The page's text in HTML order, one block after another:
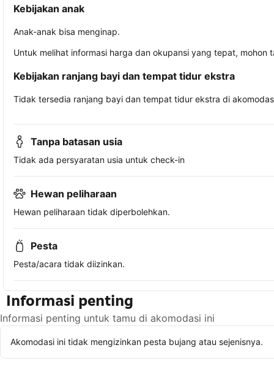
Kebijakan anak
Anak-anak bisa menginap.
Untuk melihat informasi harga dan okupansi yang tepat,
Kebijakan ranjang bayi dan tempat tidur ekstra
Tidak tersedia ranjang bayi dan tempat tidur ekstra di
Tanpa batasan usia
Tidak ada persyaratan usia untuk check-in
Hewan peliharaan
Hewan peliharaan tidak diperbolehkan.
Pesta
Pesta/acara tidak diizinkan.
Informasi penting
Informasi penting untuk tamu di akomodasi ini
Akomodasi ini tidak mengizinkan pesta bujang atau sejenisnya.